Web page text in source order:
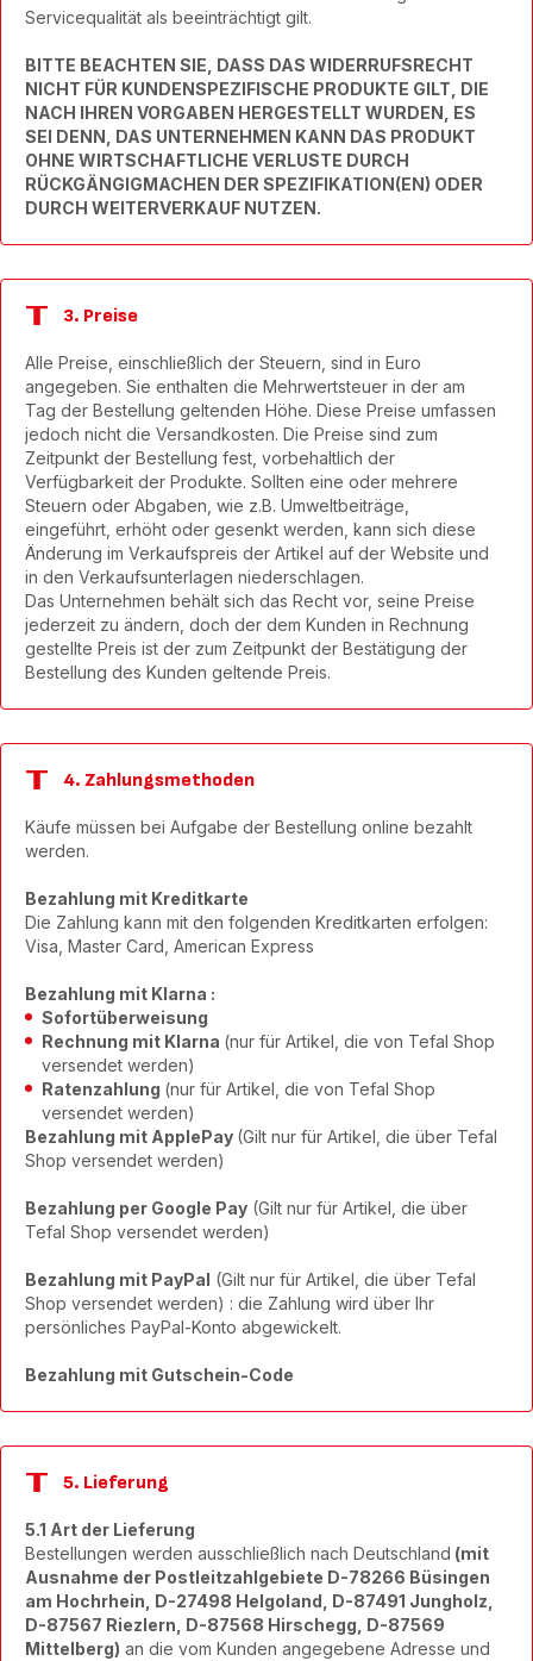
Servicequalität als beeinträchtigt gilt.
BITTE BEACHTEN SIE, DASS DAS WIDERRUFSRECHT
NICHT FÜR KUNDENSPEZIFISCHE PRODUKTE GILT, DIE
NACH IHREN VORGABEN HERGESTELLT WURDEN, ES
SEI DENN, DAS UNTERNEHMEN KANN DAS PRODUKT
OHNE WIRTSCHAFTLICHE VERLUSTE DURCH
RÜCKGÄNGIGMACHEN DER SPEZIFIKATION(EN) ODER
DURCH WEITERVERKAUF NUTZEN.
3. Preise
Alle Preise, einschließlich der Steuern, sind in Euro
angegeben. Sie enthalten die Mehrwertsteuer in der am
Tag der Bestellung geltenden Höhe. Diese Preise umfassen
jedoch nicht die Versandkosten. Die Preise sind zum
Zeitpunkt der Bestellung fest, vorbehaltlich der
Verfügbarkeit der Produkte. Sollten eine oder mehrere
Steuern oder Abgaben, wie z.B. Umweltbeiträge,
eingeführt, erhöht oder gesenkt werden, kann sich diese
Änderung im Verkaufspreis der Artikel auf der Website und
in den Verkaufsunterlagen niederschlagen.
Das Unternehmen behält sich das Recht vor, seine Preise
jederzeit zu ändern, doch der dem Kunden in Rechnung
gestellte Preis ist der zum Zeitpunkt der Bestätigung der
Bestellung des Kunden geltende Preis.
4. Zahlungsmethoden
Käufe müssen bei Aufgabe der Bestellung online bezahlt
werden.
Bezahlung mit Kreditkarte
Die Zahlung kann mit den folgenden Kreditkarten erfolgen:
Visa, Master Card, American Express
Bezahlung mit Klarna :
Sofortüberweisung
Rechnung mit Klarna (nur für Artikel, die von Tefal Shop
versendet werden)
Ratenzahlung (nur für Artikel, die von Tefal Shop
versendet werden)
Bezahlung mit ApplePay (Gilt nur für Artikel, die über Tefal
Shop versendet werden)
Bezahlung per Google Pay (Gilt nur für Artikel, die über
Tefal Shop versendet werden)
Bezahlung mit PayPal (Gilt nur für Artikel, die über Tefal
Shop versendet werden) : die Zahlung wird über Ihr
persönliches PayPal-Konto abgewickelt.
Bezahlung mit Gutschein-Code
5. Lieferung
5.1 Art der Lieferung
Bestellungen werden ausschließlich nach Deutschland (mit
Ausnahme der Postleitzahlgebiete D-78266 Büsingen
am Hochrhein, D-27498 Helgoland, D-87491 Jungholz,
D-87567 Riezlern, D-87568 Hirschegg, D-87569
Mittelberg) an die vom Kunden angegebene Adresse und